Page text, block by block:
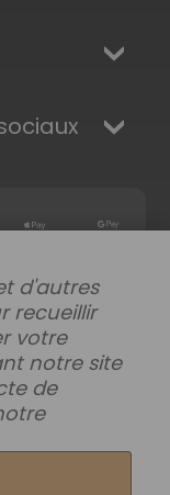
|
d'autres
recueillir
votre
notre site
de